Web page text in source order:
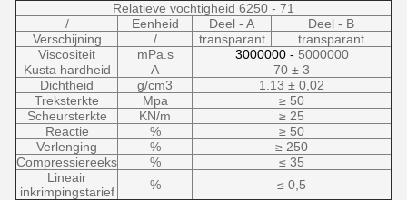
Relatieve vochtigheid 6250 - 71
/
Eenheid Deel - A
Deel - B
Verschijning
/ transparant
transparant
Viscositeit
mPa.s 3000000 - 5000000
Kusta hardheid
A
70 ± 3
Dichtheid
g/cm3
1.13 ± 0,02
Treksterkte
Mpa
≥ 50
Scheursterkte
KN/m
≥ 25
Reactie
%
≥ 50
Verlenging
%
≥ 250
Compressiereeks
%
≤ 35
Lineair
inkrimpingstarief
% ≤ 0,5